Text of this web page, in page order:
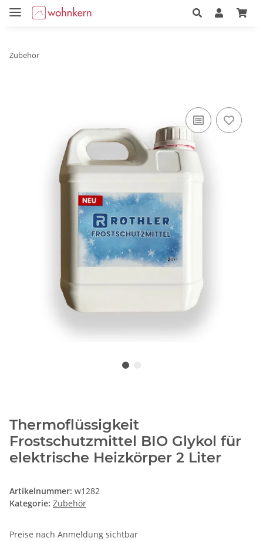
Zubehör
Thermoflüssigkeit
Frostschutzmittel BIO Glykol für
elektrische Heizkörper 2 Liter
Artikelnummer: w1282
Kategorie: Zubehör
Preise nach Anmeldung sichtbar